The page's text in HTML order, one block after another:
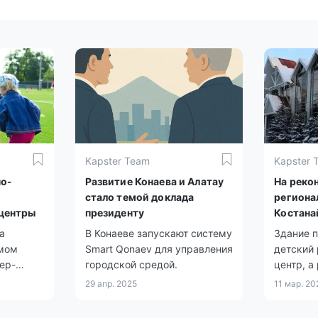
Kapster Team
Развитие Конаева и Алатау
стало темой доклада
президенту
В Конаеве запускают систему
Smart Qonaev для управления
городской средой.
29 апр. 2025
Kapster
На
выделят
Здание
детский
центр,
11 мар.